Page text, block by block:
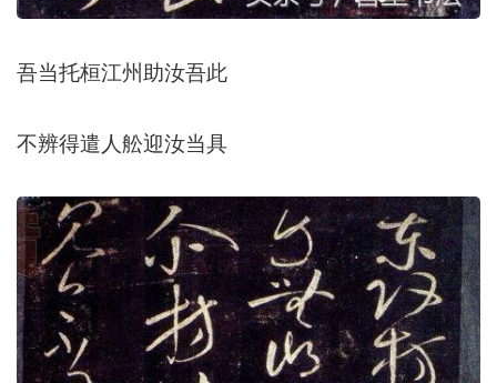
吾当托桓江州助汝吾此
不辨得遣人舩迎汝当具